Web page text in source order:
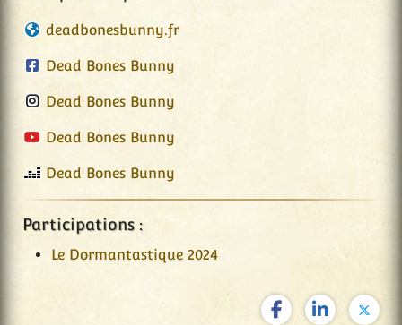
deadbonesbunny.fr
Dead Bones Bunny
Dead Bones Bunny
Dead Bones Bunny
Dead Bones Bunny
Participations :
Le Dormantastique 2024